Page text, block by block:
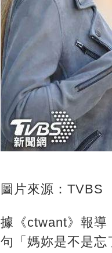
圖片來源：TVBS
據《ctwant》報導
句「媽妳是不是